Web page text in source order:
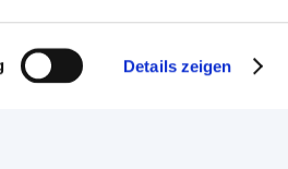
Details zeigen